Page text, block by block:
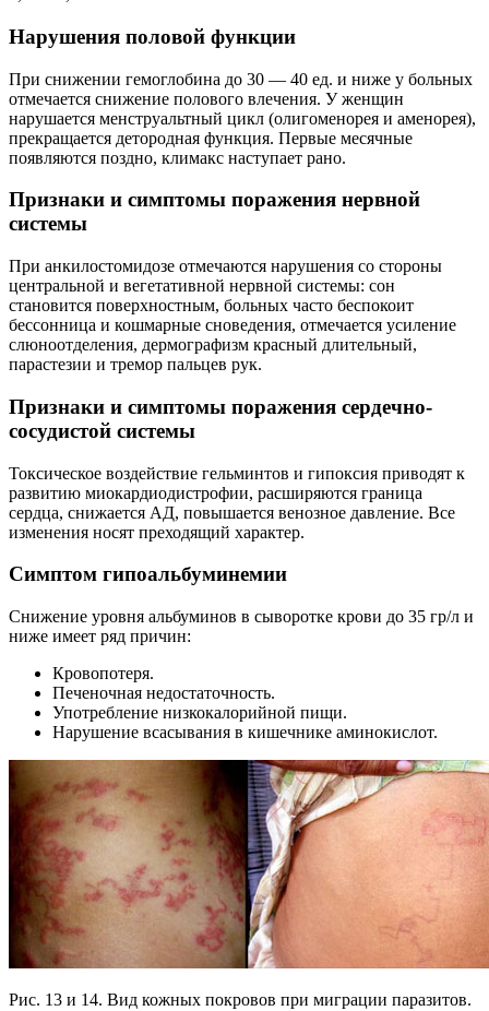
Нарушения половой функции
При снижении гемоглобина до 30 — 40 ед. и ниже у больных
отмечается снижение полового влечения. У женщин
нарушается менструальтный цикл (олигоменорея и аменорея),
прекращается детородная функция. Первые месячные
появляются поздно, климакс наступает рано.
Признаки и симптомы поражения нервной
системы
При анкилостомидозе отмечаются нарушения со стороны
центральной и вегетативной нервной системы: сон
становится поверхностным, больных часто беспокоит
бессонница и кошмарные сноведения, отмечается усиление
слюноотделения, дермографизм красный длительный,
парастезии и тремор пальцев рук.
Признаки и симптомы поражения сердечно-
сосудистой системы
Токсическое воздействие гельминтов и гипоксия приводят к
развитию миокардиодистрофии, расширяются граница
сердца, снижается АД, повышается венозное давление. Все
изменения носят преходящий характер.
Симптом гипоальбуминемии
Снижение уровня альбуминов в сыворотке крови до 35 гр/л и
ниже имеет ряд причин:
Кровопотеря.
Печеночная недостаточность.
Употребление низкокалорийной пищи.
Нарушение всасывания в кишечнике аминокислот.
Рис. 13 и 14. Вид кожных покровов при миграции паразитов.